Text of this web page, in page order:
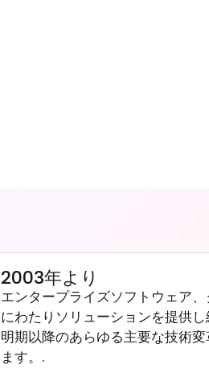
2003年より
エンタープライズソフトウェア
にわたりソリューションを提供
明期以降のあらゆる主要な技術
ます。.